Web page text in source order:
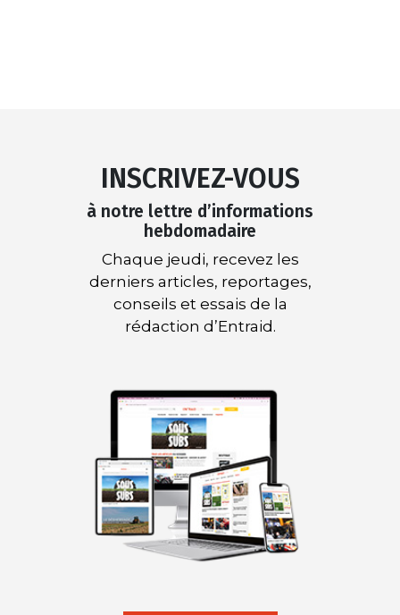
INSCRIVEZ-VOUS
à notre lettre d’informations
hebdomadaire
Chaque jeudi, recevez les
derniers articles, reportages,
conseils et essais de la
rédaction d’Entraid.